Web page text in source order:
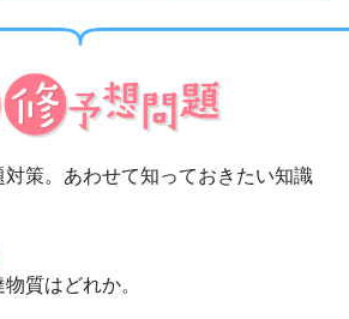
策。あわせて知っておきたい知識
質はどれか。